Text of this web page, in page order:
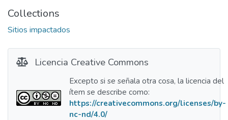
Collections
Sitios impactados
Licencia Creative Commons
Excepto si se señala otra cosa, la licencia del
ítem se describe como:
https://creativecommons.org/licenses/by-
nc-nd/4.0/